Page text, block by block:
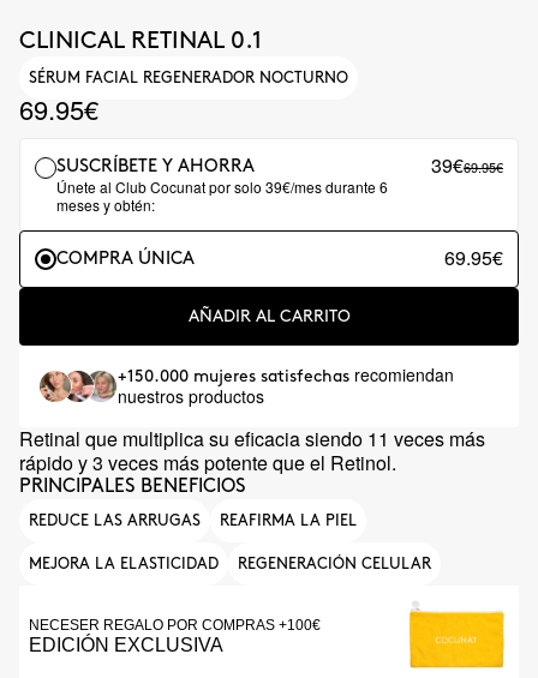
CLINICAL RETINAL 0.1
SÉRUM FACIAL REGENERADOR NOCTURNO
69.95€
SUSCRÍBETE Y AHORRA
Únete al Club Cocunat por solo 39€/mes durante 6
meses y obtén:
39€69.95€
COMPRA ÚNICA 69.95€
AÑADIR AL CARRITO
+150.000 mujeres satisfechas recomiendan
nuestros productos
Retinal que multiplica su eficacia siendo 11 veces más
rápido y 3 veces más potente que el Retinol.
PRINCIPALES BENEFICIOS
REDUCE LAS ARRUGAS REAFIRMA LA PIEL
MEJORA LA ELASTICIDAD REGENERACIÓN CELULAR
NECESER REGALO POR COMPRAS +100€
EDICIÓN EXCLUSIVA